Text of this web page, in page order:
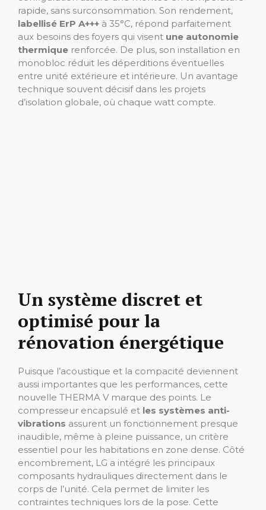
rapide, sans surconsommation. Son rendement,
labellisé ErP A+++ à 35°C, répond parfaitement
aux besoins des foyers qui visent une autonomie
thermique renforcée. De plus, son installation en
monobloc réduit les déperditions éventuelles
entre unité extérieure et intérieure. Un avantage
technique souvent décisif dans les projets
d’isolation globale, où chaque watt compte.
Un système discret et
optimisé pour la
rénovation énergétique
Puisque l’acoustique et la compacité deviennent
aussi importantes que les performances, cette
nouvelle THERMA V marque des points. Le
compresseur encapsulé et les systèmes anti-
vibrations assurent un fonctionnement presque
inaudible, même à pleine puissance, un critère
essentiel pour les habitations en zone dense. Côté
encombrement, LG a intégré les principaux
composants hydrauliques directement dans le
corps de l’unité. Cela permet de limiter les
contraintes techniques lors de la pose. Cette